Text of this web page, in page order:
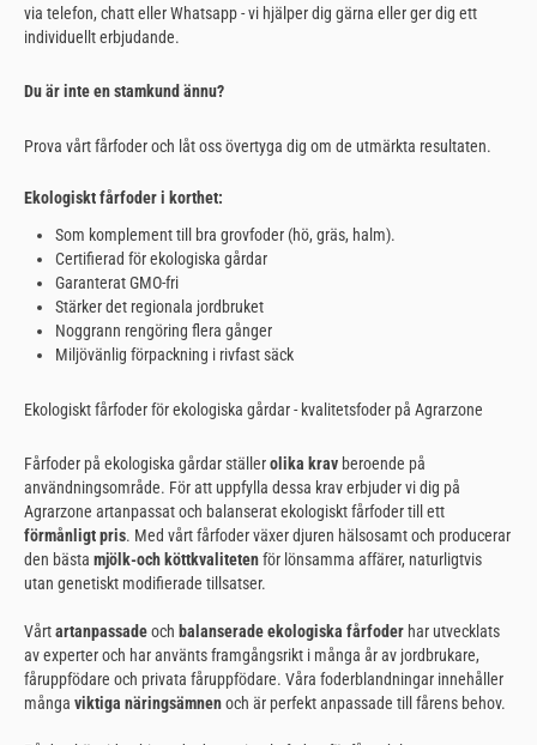
via telefon, chatt eller Whatsapp - vi hjälper dig gärna eller ger dig ett
individuellt erbjudande.
Du är inte en stamkund ännu?
Prova vårt fårfoder och låt oss övertyga dig om de utmärkta resultaten.
Ekologiskt fårfoder i korthet:
Som komplement till bra grovfoder (hö, gräs, halm).
Certifierad för ekologiska gårdar
Garanterat GMO-fri
Stärker det regionala jordbruket
Noggrann rengöring flera gånger
Miljövänlig förpackning i rivfast säck
Ekologiskt fårfoder för ekologiska gårdar - kvalitetsfoder på Agrarzone
Fårfoder på ekologiska gårdar ställerolika krav beroende på
användningsområde. För att uppfylla dessa krav erbjuder vi dig på
Agrarzone artanpassat och balanserat ekologiskt fårfoder till ett
förmånligt pris. Med vårt fårfoder växer djuren hälsosamt och producerar
den bästa mjölk-och köttkvalitetenför lönsamma affärer, naturligtvis
utan genetiskt modifierade tillsatser.
Vårtartanpassadeoch balanserade ekologiska fårfoder har utvecklats
av experter och har använts framgångsrikt i många år av jordbrukare,
fåruppfödare och privata fåruppfödare. Våra foderblandningar innehåller
många viktiga näringsämnenoch är perfekt anpassade till fårens behov.